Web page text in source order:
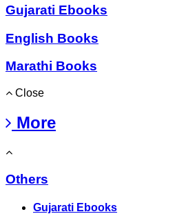
Gujarati Ebooks
English Books
Marathi Books
Close
More
Others
Gujarati Ebooks